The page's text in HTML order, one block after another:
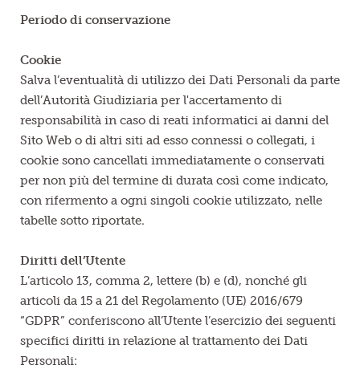
Periodo di conservazione
Cookie
Salva l’eventualità di utilizzo dei Dati Personali da parte
dell’Autorità Giudiziaria per l'accertamento di
responsabilità in caso di reati informatici ai danni del
Sito Web o di altri siti ad esso connessi o collegati, i
cookie sono cancellati immediatamente o conservati
per non più del termine di durata così come indicato,
con rifermento a ogni singoli cookie utilizzato, nelle
tabelle sotto riportate.
Diritti dell’Utente
L’articolo 13, comma 2, lettere (b) e (d), nonché gli
articoli da 15 a 21 del Regolamento (UE) 2016/679
“GDPR” conferiscono all’Utente l’esercizio dei seguenti
specifici diritti in relazione al trattamento dei Dati
Personali: